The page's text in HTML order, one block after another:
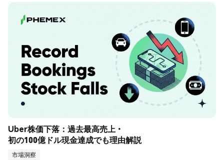
Uber株価下落：過去最高売上・
初の100億ドル現金達成でも理由解説
市場洞察